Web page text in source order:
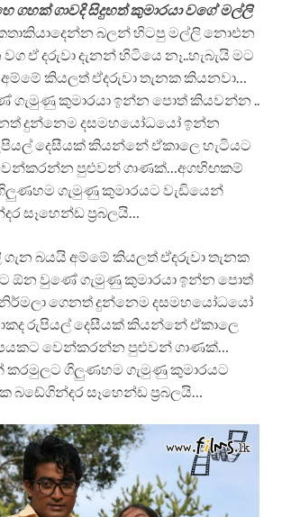
ගහක් ගාවදි සිදුහත් කුමාරයා වගේ මල්ලි
බලන් හිටපු මල්ලි නොඑන
ඒ දරුවා දැනන් හිටියෙ නෑ..හැබැයි මට
කියලත් ඒදරුවා තැනක කියනවා…
ගැමුණු කුමාරයා ඉන්න පොත් කියවන්න ..
දුන්නෙම දසමහයෝධයෝ ඉන්න
දෙසීයක් කියන්නේ ඒකාලෙ හැටියට
පුළුවන් ගාණක්…අගහිඟකම්
ගැමුණු කුමාරයට වැඩියෙන්
සෑහෙන්ඩ ප්‍රබලයි…
ගැන බයයි අම්මේ කියලත් ඒදරුවා තැනක
ඕන වුණේ ගැමුණු කුමාරයා ඉන්න පොත්
ගෙනත් දුන්නෙම දසමහයෝධයෝ
රුපියල් දෙසීයක් කියන්නේ ඒකාලෙ
වෙන්කරන්න පුළුවන් ගාණක්…
ගිලුණහම ගැමුණු කුමාරයට
බඩේගින්දර සෑහෙන්ඩ ප්‍රබලයි…